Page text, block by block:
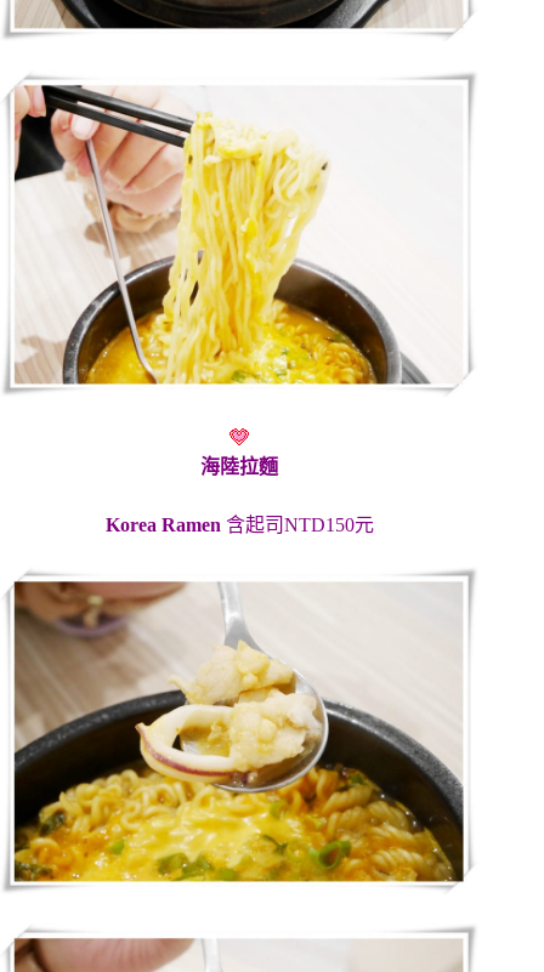
海陸拉麵
Korea Ramen含起司NTD150元